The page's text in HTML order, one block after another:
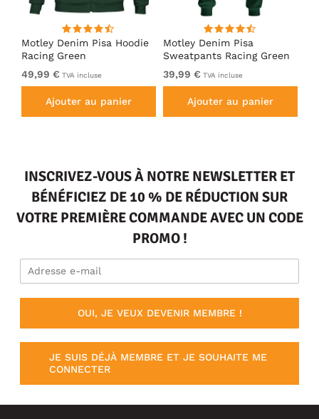
Motley Denim Pisa Hoodie
Racing Green
49,99 € TVA incluse
Ajouter au panier
Motley Denim Pisa
Sweatpants Racing Green
39,99 € TVA incluse
Ajouter au panier
INSCRIVEZ-VOUS À NOTRE NEWSLETTER ET
BÉNÉFICIEZ DE 10 % DE RÉDUCTION SUR
VOTRE PREMIÈRE COMMANDE AVEC UN CODE
PROMO !
OUI, JE VEUX DEVENIR MEMBRE !
JE SUIS DÉJÀ MEMBRE ET JE SOUHAITE ME
CONNECTER